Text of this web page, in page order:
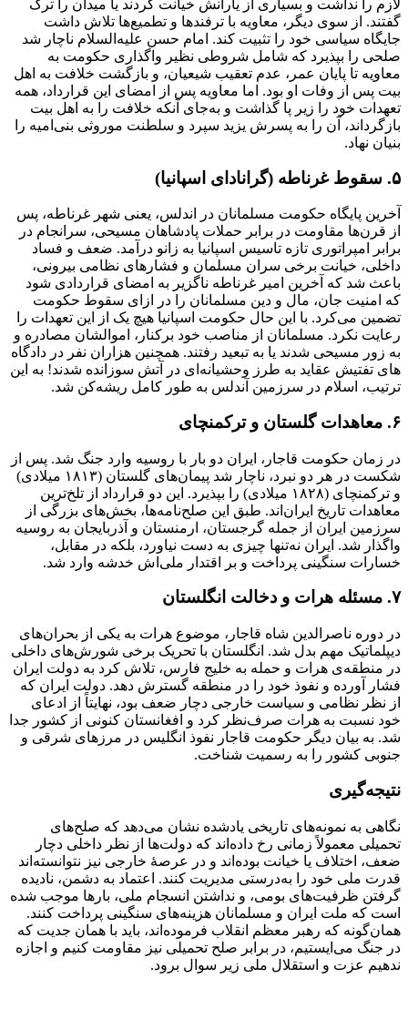
لازم را نداشت و بسیاری از یارانش خیانت کردند یا میدان را ترک
گفتند. از سوی دیگر، معاویه با ترفندها و تطمیع‌ها تلاش داشت
جایگاه سیاسی خود را تثبیت کند. امام حسن علیه‌السلام ناچار شد
صلحی را بپذیرد که شامل شروطی نظیر واگذاری حکومت به
معاویه تا پایان عمر، عدم تعقیب شیعیان، و بازگشت خلافت به اهل
بیت پس از وفات او بود. اما معاویه پس از امضای این قرارداد، همه
تعهدات خود را زیر پا گذاشت و به‌جای آنکه خلافت را به اهل بیت
بازگرداند، آن را به پسرش یزید سپرد و سلطنت موروثی بنی‌امیه را
بنیان نهاد.
۵. سقوط غرناطه (گرانادای اسپانیا)
آخرین پایگاه حکومت مسلمانان در اندلس، یعنی شهر غرناطه، پس
از قرن‌ها مقاومت در برابر حملات پادشاهان مسیحی، سرانجام در
برابر امپراتوری تازه تاسیس اسپانیا به زانو درآمد. ضعف و فساد
داخلی، خیانت برخی سران مسلمان و فشارهای نظامی بیرونی،
باعث شد که آخرین امیر غرناطه ناگزیر به امضای قراردادی شود
که امنیت جان، مال و دین مسلمانان را در ازای سقوط حکومت
تضمین می‌کرد. با این حال حکومت اسپانیا هیچ یک از این تعهدات را
رعایت نکرد. مسلمانان از مناصب خود برکنار، اموالشان مصادره و
به زور مسیحی شدند یا به تبعید رفتند. همچنین هزاران نفر در دادگاه
های تفتیش عقاید به طرز وحشیانه‌ای در آتش سوزانده شدند! به این
ترتیب، اسلام در سرزمین آندلس به طور کامل ریشه‌کن شد.
۶. معاهدات گلستان و ترکمنچای
در زمان حکومت قاجار، ایران دو بار با روسیه وارد جنگ شد. پس از
شکست در هر دو نبرد، ناچار شد پیمان‌های گلستان (۱۸۱۳ میلادی)
و ترکمنچای (۱۸۲۸ میلادی) را بپذیرد. این دو قرارداد از تلخ‌ترین
معاهدات تاریخ ایران‌اند. طبق این صلح‌نامه‌ها، بخش‌های بزرگی از
سرزمین ایران از جمله گرجستان، ارمنستان و آذربایجان به روسیه
واگذار شد. ایران نه‌تنها چیزی به دست نیاورد، بلکه در مقابل،
خسارات سنگینی پرداخت و بر اقتدار ملی‌اش خدشه وارد شد.
۷. مسئله هرات و دخالت انگلستان
در دوره ناصرالدین شاه قاجار، موضوع هرات به یکی از بحران‌های
دیپلماتیک مهم بدل شد. انگلستان با تحریک برخی شورش‌های داخلی
در منطقه‌ی هرات و حمله به خلیج فارس، تلاش کرد به دولت ایران
فشار آورده و نفوذ خود را در منطقه گسترش دهد. دولت ایران که
از نظر نظامی و سیاست خارجی دچار ضعف بود، نهایتاً از ادعای
خود نسبت به هرات صرف‌نظر کرد و افغانستان کنونی از کشور جدا
شد. به بیان دیگر حکومت قاجار نفوذ انگلیس در مرزهای شرقی و
جنوبی کشور را به رسمیت شناخت.
نتیجه‌گیری
نگاهی به نمونه‌های تاریخی یادشده نشان می‌دهد که صلح‌های
تحمیلی معمولاً زمانی رخ داده‌اند که دولت‌ها از نظر داخلی دچار
ضعف، اختلاف یا خیانت بوده‌اند و در عرصهٔ خارجی نیز نتوانسته‌اند
قدرت ملی خود را به‌درستی مدیریت کنند. اعتماد به دشمن، نادیده
گرفتن ظرفیت‌های بومی، و نداشتن انسجام ملی، بارها موجب شده
است که ملت ایران و مسلمانان هزینه‌های سنگینی پرداخت کنند.
همان‌گونه که رهبر معظم انقلاب فرموده‌اند، باید با همان جدیت که
در جنگ می‌ایستیم، در برابر صلح تحمیلی نیز مقاومت کنیم و اجازه
ندهیم عزت و استقلال ملی زیر سوال برود.